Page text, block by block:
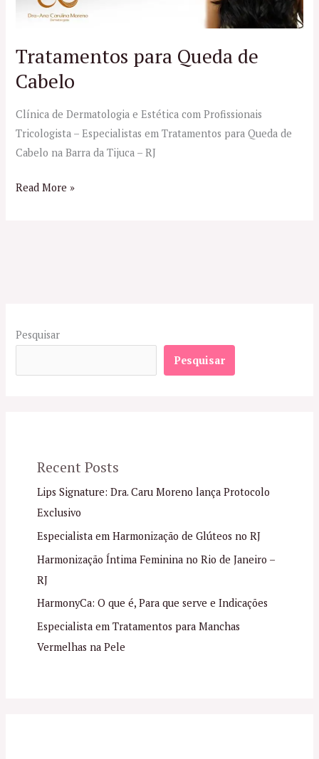
Tratamentos para Queda de
Cabelo
Clínica de Dermatologia e Estética com Profissionais
Tricologista – Especialistas em Tratamentos para Queda de
Cabelo na Barra da Tijuca – RJ
Read More »
Pesquisar
Pesquisar
Recent Posts
Lips Signature: Dra. Caru Moreno lança Protocolo
Exclusivo
Especialista em Harmonização de Glúteos no RJ
Harmonização Íntima Feminina no Rio de Janeiro –
RJ
HarmonyCa: O que é, Para que serve e Indicações
Especialista em Tratamentos para Manchas
Vermelhas na Pele